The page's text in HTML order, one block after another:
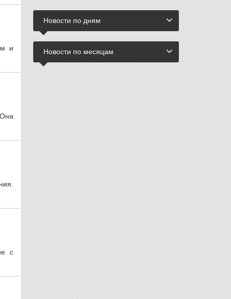
и
с
Новости по дням
Новости по месяцам